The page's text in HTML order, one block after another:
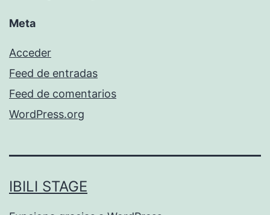
Meta
Acceder
Feed de entradas
Feed de comentarios
WordPress.org
IBILI STAGE